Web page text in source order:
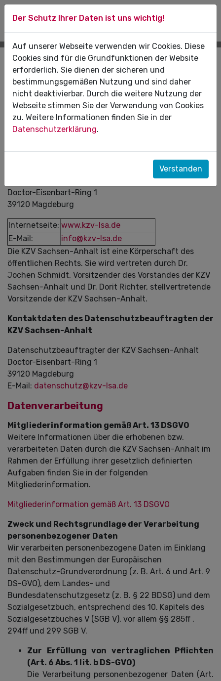
Datenschutzerklärung
Kontaktdaten des Verantwortlichen
Verantwortlich im Sinne der
Datenschutzgrundverordnung und anderer nationaler
Datenschutzgesetze der EU-Mitgliedstaaten sowie
sonstiger datenschutzrechtlicher Bestimmungen ist
die:
Kassenzahnärztliche Vereinigung Sachsen-Anhalt
Doctor-Eisenbart-Ring 1
39120 Magdeburg
Internetseite: www.kzv-lsa.de
E-Mail:
info@kzv-lsa.de
Die KZV Sachsen-Anhalt ist eine Körperschaft des
öffentlichen Rechts. Sie wird vertreten durch Dr.
Jochen Schmidt, Vorsitzender des Vorstandes der KZV
Sachsen-Anhalt und Dr. Dorit Richter, stellvertretende
Vorsitzende der KZV Sachsen-Anhalt.
Kontaktdaten des Datenschutzbeauftragten der
KZV Sachsen-Anhalt
Datenschutzbeauftragter der KZV Sachsen-Anhalt
Doctor-Eisenbart-Ring 1
39120 Magdeburg
E-Mail: datenschutz@kzv-lsa.de
Datenverarbeitung
Mitgliederinformation gemäß Art. 13 DSGVO
Weitere Informationen über die erhobenen bzw.
verarbeiteten Daten durch die KZV Sachsen-Anhalt im
Rahmen der Erfüllung ihrer gesetzlich definierten
Aufgaben finden Sie in der folgenden
Mitgliederinformation.
Mitgliederinformation gemäß Art. 13 DSGVO
Zweck und Rechtsgrundlage der Verarbeitung
personenbezogener Daten
Wir verarbeiten personenbezogene Daten im Einklang
mit den Bestimmungen der Europäischen
Datenschutz-Grundverordnung (z. B. Art. 6 und Art. 9
DS-GVO), dem Landes- und
Bundesdatenschutzgesetz (z. B. § 22 BDSG) und dem
Sozialgesetzbuch, entsprechend des 10. Kapitels des
Sozialgesetzbuches V (SGB V), vor allem §§ 285ff ,
294ff und 299 SGB V.
Zur Erfüllung von vertraglichen Pflichten
(Art. 6 Abs. 1 lit. b DS-GVO)
Die Verarbeitung personenbezogener Daten (Art.
Der Schutz Ihrer Daten ist uns wichtig!
Auf unserer Webseite verwenden wir Cookies. Diese
Cookies sind für die Grundfunktionen der Website
erforderlich. Sie dienen der sicheren und
bestimmungsgemäßen Nutzung und sind daher
nicht deaktivierbar. Durch die weitere Nutzung der
Webseite stimmen Sie der Verwendung von Cookies
zu. Weitere Informationen finden Sie in der
Datenschutzerklärung.
Verstanden